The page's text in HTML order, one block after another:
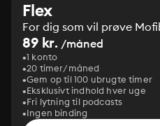
Flex
For dig som vil prøve
89 kr. /måned
1 konto
20 timer/måned
Gem op til 100 ubrugte timer
Eksklusivt indhold hver uge
Fri lytning til podcasts
Ingen binding